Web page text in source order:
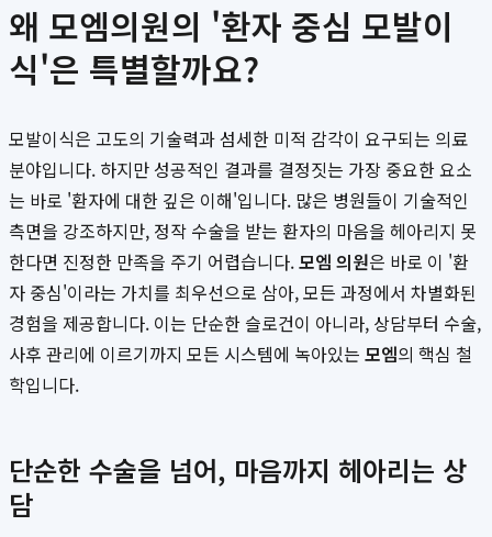
왜 모엠의원의 '환자 중심 모발이
식'은 특별할까요?
모발이식은 고도의 기술력과 섬세한 미적 감각이 요구되는 의료
분야입니다. 하지만 성공적인 결과를 결정짓는 가장 중요한 요소
는 바로 '환자에 대한 깊은 이해'입니다. 많은 병원들이 기술적인
측면을 강조하지만, 정작 수술을 받는 환자의 마음을 헤아리지 못
한다면 진정한 만족을 주기 어렵습니다.모엠 의원은 바로 이 '환
자 중심'이라는 가치를 최우선으로 삼아, 모든 과정에서 차별화된
경험을 제공합니다. 이는 단순한 슬로건이 아니라, 상담부터 수술,
사후 관리에 이르기까지 모든 시스템에 녹아있는 모엠의 핵심 철
학입니다.
단순한 수술을 넘어, 마음까지 헤아리는 상
담